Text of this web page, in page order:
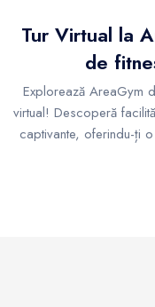
Tur Virtual la
de
Explorează AreaGym
virtual! Descoperă
captivante, oferindu-ți